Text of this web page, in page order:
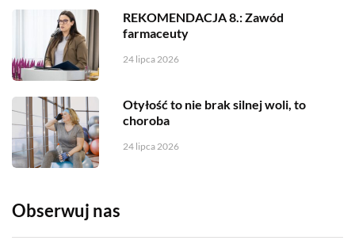
REKOMENDACJA 8.: Zawód
farmaceuty
24 lipca 2026
Otyłość to nie brak silnej woli, to
choroba
24 lipca 2026
Obserwuj nas